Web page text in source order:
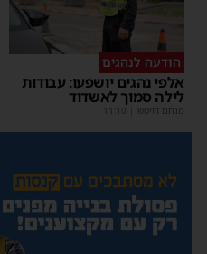
הודעה לנהגים
אלפי נהגים יושפעו: עבודות
לילה סמוך לאשדוד
מנחם דויטש 11:10